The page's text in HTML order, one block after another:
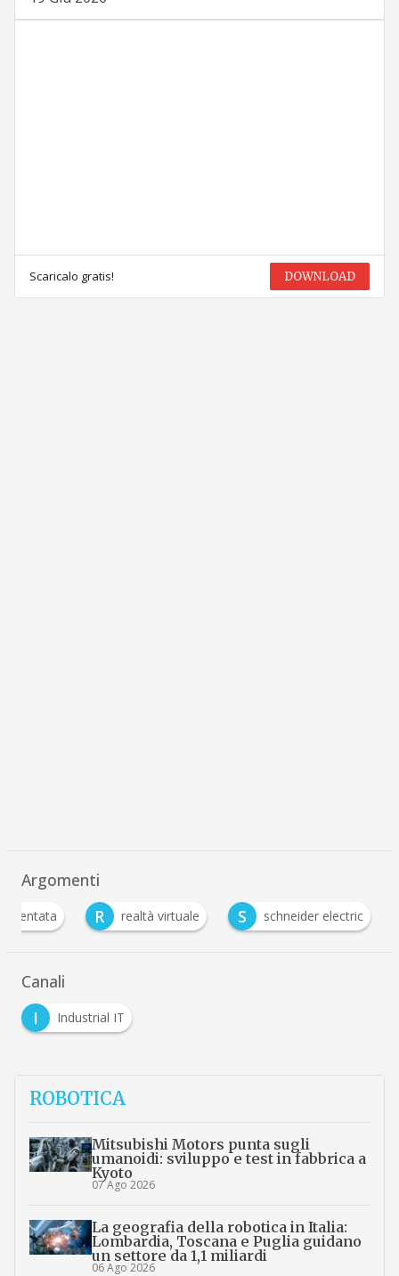
Scaricalo gratis! DOWNLOAD
Argomenti
R realtà virtuale S schneider electric
Canali
I
Industrial IT
ROBOTICA
Mitsubishi Motors punta sugli
umanoidi: sviluppo e test in fabbrica a
Kyoto
07 Ago 2026
La geografia della robotica in Italia:
Lombardia, Toscana e Puglia guidano
un settore da 1,1 miliardi
06 Ago 2026